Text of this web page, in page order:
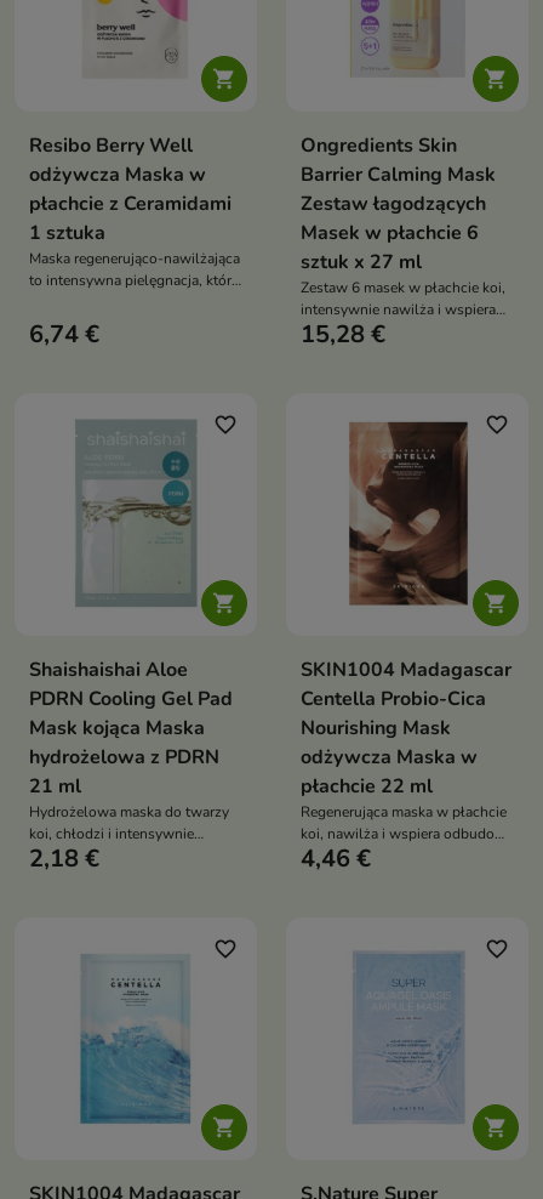

Resibo Berry Well
odżywcza Maska w
płachcie z Ceramidami
1 sztuka
Maska regenerująco-nawilżająca
to intensywna pielęgnacja, która
skórze komfort, ukojenie i
głębokie nawilżenie
6,74 €

Ongredients Skin
Barrier Calming Mask
Zestaw łagodzących
Masek w płachcie 6
sztuk x 27 ml
Zestaw 6 masek w płachcie koi,
intensywnie nawilża i wspiera
regenerację skóry suchej,
ceramidem NP, peptydami,
kwasem hialuronowym i olejem
z rokitnika wzmacnia barierę
skóry oraz pozostawia efekt
15,28 €

favorite_border
Shaishaishai Aloe
PDRN Cooling Gel Pad
Mask kojąca Maska
hydrożelowa z PDRN
21 ml
Hydrożelowa maska do twarzy
koi, chłodzi i intensywnie
nawilża skórę suchą,
hialuronowego wygładza,
zmiękcza i wspiera elastyczność
2,18 €

favorite_border
SKIN1004 Madagascar
Centella Probio-Cica
Nourishing Mask
odżywcza Maska w
płachcie 22 ml
Regenerująca maska w płachcie
koi, nawilża i wspiera odbudowę
bariery hydrolipidowej skóry.
kompleksem peptydów pomaga
przywrócić cerze komfort,
miękkość i promienny wygląd
4,46 €

favorite_border

favorite_border